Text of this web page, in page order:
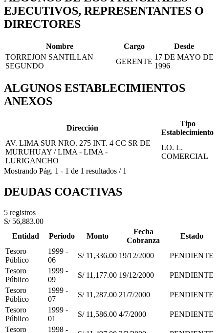
EJECUTIVOS, REPRESENTANTES O
DIRECTORES
Nombre Cargo
Desde
TORREJON SANTILLAN
SEGUNDO
GERENTE
17 DE MAYO DE
1996
ALGUNOS ESTABLECIMIENTOS
ANEXOS
Dirección
Tipo
Establecimiento
AV. LIMA SUR NRO. 275 INT. 4 CC SR DE
MURUHUAY / LIMA - LIMA -
LURIGANCHO
LO. L.
COMERCIAL
Mostrando Pág. 1 - 1 de 1 resultados / 1
DEUDAS COACTIVAS
5 registros
S/ 56,883.00
Entidad
Periodo Monto
Fecha
Cobranza
Estado
Tesoro
Público
1999 -
06
S/ 11,336.00 19/12/2000
PENDIENTE
Tesoro
Público
1999 -
09
S/ 11,177.00 19/12/2000
PENDIENTE
Tesoro
Público
1999 -
07
S/ 11,287.00 21/7/2000
PENDIENTE
Tesoro
Público
1999 -
01
S/ 11,586.00 4/7/2000
PENDIENTE
Tesoro
1998 -